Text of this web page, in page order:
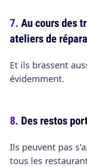
Au cours des
ateliers de
Et ils brassent
évidemment.
Des restos
Ils peuvent pas
tous les